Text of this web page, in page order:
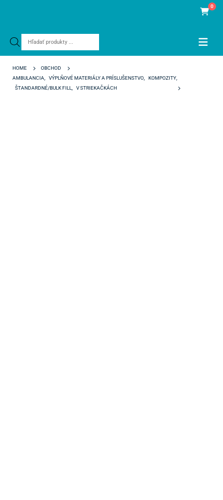
Products
0
HOME
OBCHOD
AMBULANCIA
VÝPLŇOVÉ MATERIÁLY A PRÍSLUŠENSTVO KOMPOZITY
ŠTANDARDNÉ/BULK FILL
V STRIEKAČKÁCH